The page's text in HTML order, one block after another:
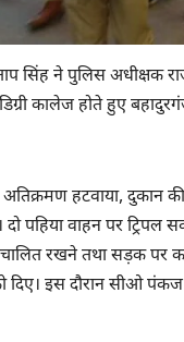
सिंह ने पुलिस
कालेज होते हुए
हटवाया, दुकान
दो पहिया वाहन पर
रखने तथा सड़क पर
दिए। इस दौरान सीओ